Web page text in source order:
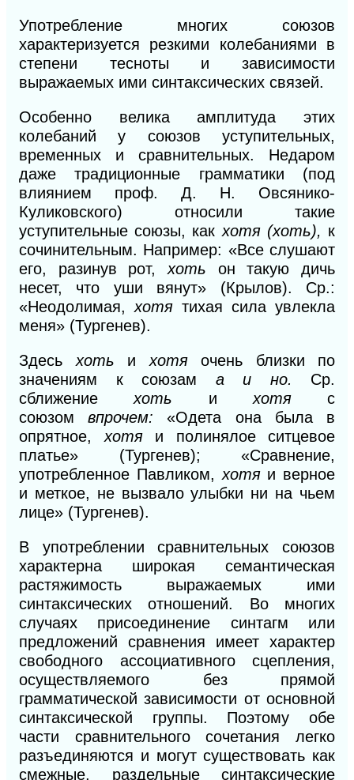
Употребление многих союзов
характеризуется резкими колебаниями в
степени тесноты и зависимости
выражаемых ими синтаксических связей.
Особенно велика амплитуда этих
колебаний у союзов уступительных,
временных и сравнительных. Недаром
даже традиционные грамматики (под
влиянием проф. Д.
Н. Овсянико-
Куликовского) относили такие
уступительные союзы, как хотя (хоть), к
сочинительным. Например: «Все слушают
его, разинув рот, хоть он такую дичь
несет, что уши вянут» (Крылов). Ср.:
«Неодолимая, хотя тихая сила увлекла
меня» (Тургенев).
Здесь хоть и хотя очень близки по
значениям к союзам а и но. Ср.
сближениехоть и хотя с
союзомвпрочем: «Одета она была в
опрятное, хотя и полинялое ситцевое
платье» (Тургенев); «Сравнение,
употребленное Павликом, хотя и верное
и меткое, не вызвало улыбки ни на чьем
лице» (Тургенев).
В употреблении сравнительных союзов
характерна широкая семантическая
растяжимость выражаемых ими
синтаксических отношений. Во многих
случаях присоединение синтагм или
предложений сравнения имеет характер
свободного ассоциативного сцепления,
осуществляемого без прямой
грамматической зависимости от основной
синтаксической группы. Поэтому обе
части сравнительного сочетания легко
разъединяются и могут существовать как
смежные, раздельные синтаксические